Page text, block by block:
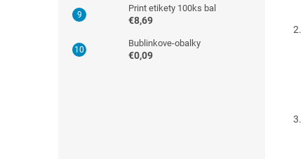
Print etikety 100ks bal
€8,69
Bublinkove-obalky
€0,09
2.
3.